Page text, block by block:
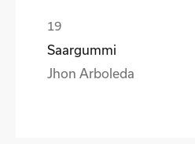
Saargummi
Jhon Arboleda